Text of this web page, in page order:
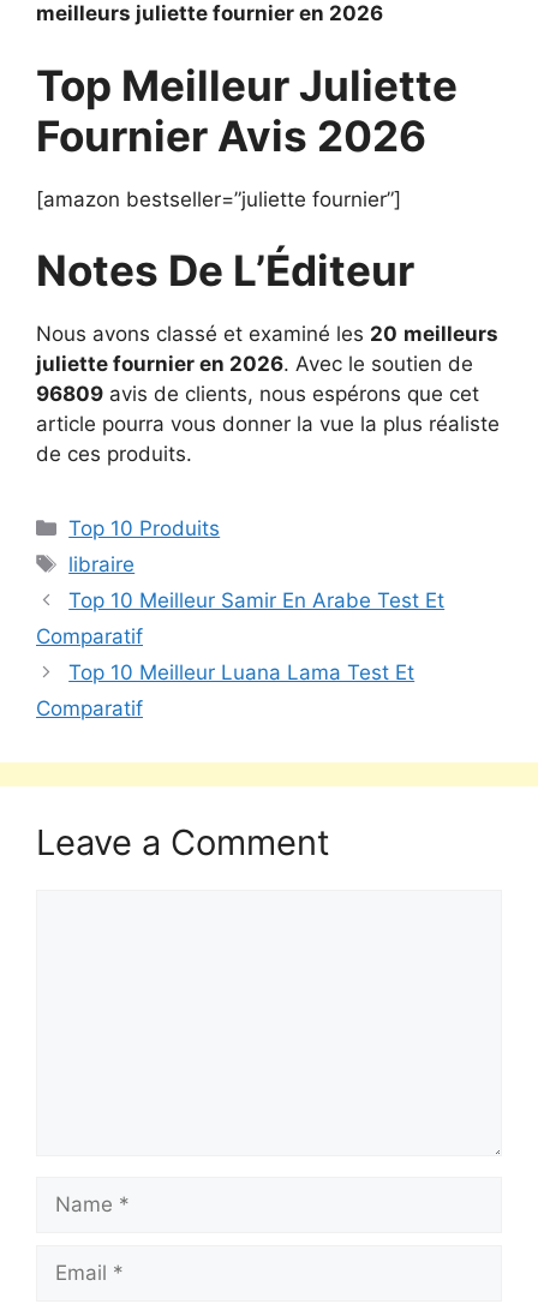
meilleurs juliette fournier en 2026
Top Meilleur Juliette
Fournier Avis 2026
[amazon bestseller=”juliette fournier”]
Notes De L’Éditeur
Nous avons classé et examiné les 20 meilleurs
juliette fournier en 2026. Avec le soutien de
96809 avis de clients, nous espérons que cet
article pourra vous donner la vue la plus réaliste
de ces produits.
Top 10 Produits
libraire
Top 10 Meilleur Samir En Arabe Test Et
Comparatif
Top 10 Meilleur Luana Lama Test Et
Comparatif
Leave a Comment